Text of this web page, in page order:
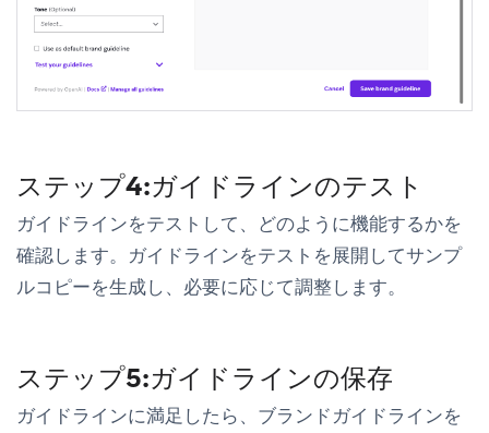
ステップ4:ガイドラインのテスト
ガイドラインをテストして、どのように機能するかを
確認します。 ガイドラインをテスト を展開してサンプ
ルコピーを生成し、必要に応じて調整します。
ステップ5:ガイドラインの保存
ガイドラインに満足したら、 ブランドガイドラインを